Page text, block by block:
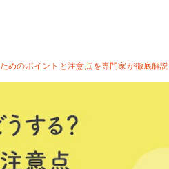
めのポイントと注意点を専門家が徹底解説